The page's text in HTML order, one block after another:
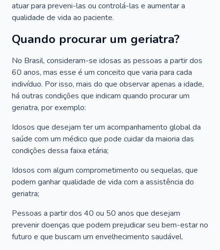
atuar para preveni-las ou controlá-las e aumentar a
qualidade de vida ao paciente.
Quando procurar um geriatra?
No Brasil, consideram-se idosas as pessoas a partir dos
60 anos, mas esse é um conceito que varia para cada
indivíduo. Por isso, mais do que observar apenas a idade,
há outras condições que indicam quando procurar um
geriatra, por exemplo:
Idosos que desejam ter um acompanhamento global da
saúde com um médico que pode cuidar da maioria das
condições dessa faixa etária;
Idosos com algum comprometimento ou sequelas, que
podem ganhar qualidade de vida com a assistência do
geriatra;
Pessoas a partir dos 40 ou 50 anos que desejam
prevenir doenças que podem prejudicar seu bem-estar no
futuro e que buscam um envelhecimento saudável.